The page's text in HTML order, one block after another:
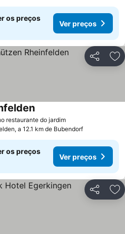
os preços
Ver preços
Partilhar
restaurante do jardim
a 12.1 km de Bubendorf
os preços
Ver preços
Partilhar